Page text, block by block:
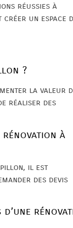
réussies à
un espace
?
la valeur
réaliser des
rénovation à
il est
des devis